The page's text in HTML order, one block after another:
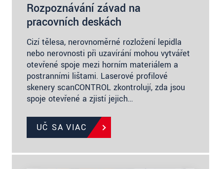
Rozpoznávání závad na
pracovních deskách
Cizí tělesa, nerovnoměrné rozložení lepidla
nebo nerovnosti při uzavírání mohou vytvářet
otevřené spoje mezi horním materiálem a
postranními lištami. Laserové profilové
skenery scanCONTROL zkontrolují, zda jsou
spoje otevřené a zjistí jejich…
UČ SA VIAC